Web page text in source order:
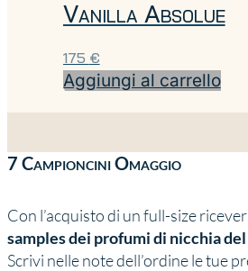
Vanilla Absolue
175 €
Aggiungi al carrello
7 Campioncini Omaggio
Con l’acquisto di un full-size
samples dei profumi di nicchia
Scrivi nelle note dell’ordine le tue